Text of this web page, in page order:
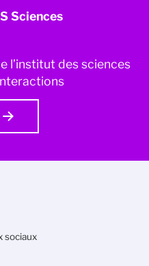
Sciences
l’institut des sciences
sociaux